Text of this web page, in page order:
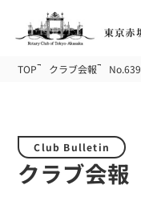
TOP クラブ会報 No.639
Club Bulletin
クラブ会報